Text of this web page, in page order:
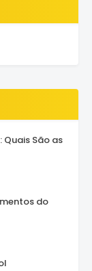
Quais São as
do